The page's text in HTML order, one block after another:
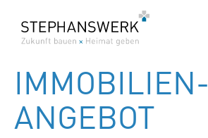
Inhalt
springen
IMMOBILIEN­
ANGEBOT